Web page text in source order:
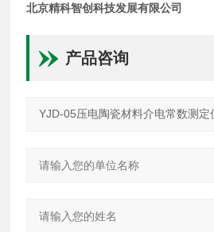
北京精科智创科技发展有限公司
产品咨询